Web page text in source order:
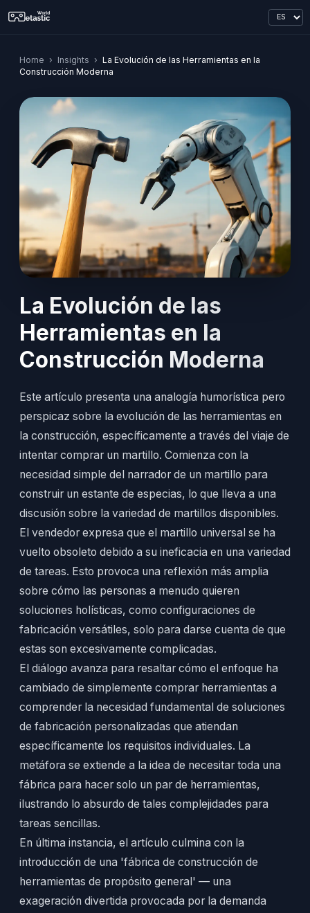
Home › Insights › La Evolución de las Herramientas en la
Construcción Moderna
La Evolución de las
Herramientas en la
Construcción Moderna
Este artículo presenta una analogía humorística pero
perspicaz sobre la evolución de las herramientas en
la construcción, específicamente a través del viaje de
intentar comprar un martillo. Comienza con la
necesidad simple del narrador de un martillo para
construir un estante de especias, lo que lleva a una
discusión sobre la variedad de martillos disponibles.
El vendedor expresa que el martillo universal se ha
vuelto obsoleto debido a su ineficacia en una variedad
de tareas. Esto provoca una reflexión más amplia
sobre cómo las personas a menudo quieren
soluciones holísticas, como configuraciones de
fabricación versátiles, solo para darse cuenta de que
estas son excesivamente complicadas.
El diálogo avanza para resaltar cómo el enfoque ha
cambiado de simplemente comprar herramientas a
comprender la necesidad fundamental de soluciones
de fabricación personalizadas que atiendan
específicamente los requisitos individuales. La
metáfora se extiende a la idea de necesitar toda una
fábrica para hacer solo un par de herramientas,
ilustrando lo absurdo de tales complejidades para
tareas sencillas.
En última instancia, el artículo culmina con la
introducción de una 'fábrica de construcción de
herramientas de propósito general' — una
exageración divertida provocada por la demanda